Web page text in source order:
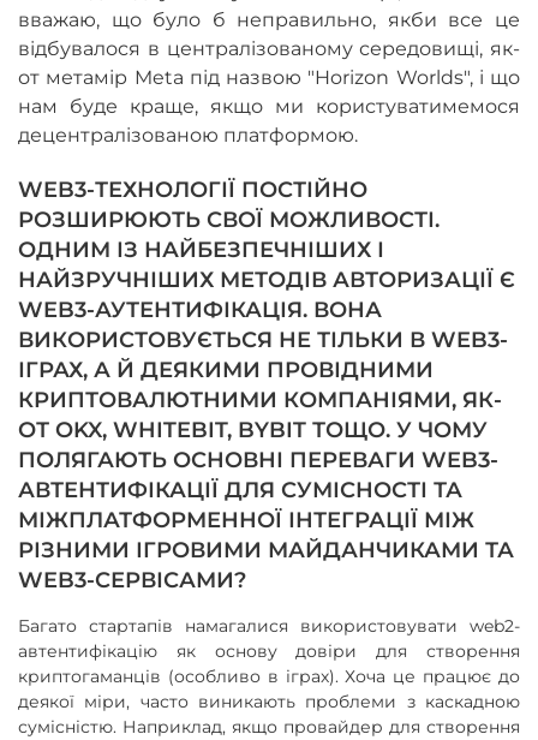
вважаю, що було б неправильно, якби все це
відбувалося в централізованому середовищі, як-
от метамір Meta під назвою "Horizon Worlds", і що
нам буде краще, якщо ми користуватимемося
децентралізованою платформою.
WEB3-ТЕХНОЛОГІЇ ПОСТІЙНО
РОЗШИРЮЮТЬ СВОЇ МОЖЛИВОСТІ.
ОДНИМ ІЗ НАЙБЕЗПЕЧНІШИХ І
НАЙЗРУЧНІШИХ МЕТОДІВ АВТОРИЗАЦІЇ Є
WEB3-АУТЕНТИФІКАЦІЯ. ВОНА
ВИКОРИСТОВУЄТЬСЯ НЕ ТІЛЬКИ В WEB3-
ІГРАХ, А Й ДЕЯКИМИ ПРОВІДНИМИ
КРИПТОВАЛЮТНИМИ КОМПАНІЯМИ, ЯК-
ОТ OKX, WHITEBIT, BYBIT ТОЩО. У ЧОМУ
ПОЛЯГАЮТЬ ОСНОВНІ ПЕРЕВАГИ WEB3-
АВТЕНТИФІКАЦІЇ ДЛЯ СУМІСНОСТІ ТА
МІЖПЛАТФОРМЕННОЇ ІНТЕГРАЦІЇ МІЖ
РІЗНИМИ ІГРОВИМИ МАЙДАНЧИКАМИ ТА
WEB3-СЕРВІСАМИ?
Багато стартапів намагалися використовувати web2-
автентифікацію як основу довіри для створення
криптогаманців (особливо в іграх). Хоча це працює до
деякої міри, часто виникають проблеми з каскадною
сумісністю. Наприклад, якщо провайдер для створення